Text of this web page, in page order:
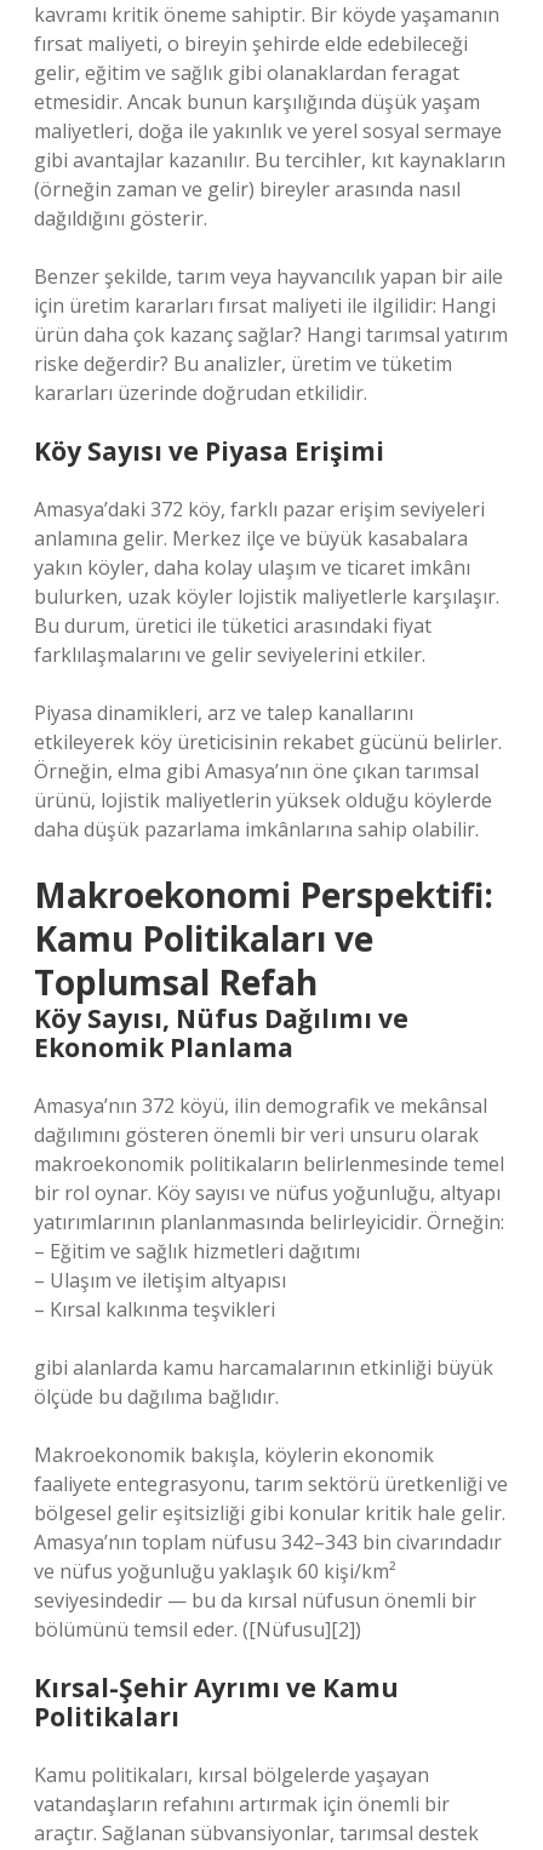
kavramı kritik öneme sahiptir. Bir köyde yaşamanın
fırsat maliyeti, o bireyin şehirde elde edebileceği
gelir, eğitim ve sağlık gibi olanaklardan feragat
etmesidir. Ancak bunun karşılığında düşük yaşam
maliyetleri, doğa ile yakınlık ve yerel sosyal sermaye
gibi avantajlar kazanılır. Bu tercihler, kıt kaynakların
(örneğin zaman ve gelir) bireyler arasında nasıl
dağıldığını gösterir.
Benzer şekilde, tarım veya hayvancılık yapan bir aile
için üretim kararları fırsat maliyeti ile ilgilidir: Hangi
ürün daha çok kazanç sağlar? Hangi tarımsal yatırım
riske değerdir? Bu analizler, üretim ve tüketim
kararları üzerinde doğrudan etkilidir.
Köy Sayısı ve Piyasa Erişimi
Amasya’daki 372 köy, farklı pazar erişim seviyeleri
anlamına gelir. Merkez ilçe ve büyük kasabalara
yakın köyler, daha kolay ulaşım ve ticaret imkânı
bulurken, uzak köyler lojistik maliyetlerle karşılaşır.
Bu durum, üretici ile tüketici arasındaki fiyat
farklılaşmalarını ve gelir seviyelerini etkiler.
Piyasa dinamikleri, arz ve talep kanallarını
etkileyerek köy üreticisinin rekabet gücünü belirler.
Örneğin, elma gibi Amasya’nın öne çıkan tarımsal
ürünü, lojistik maliyetlerin yüksek olduğu köylerde
daha düşük pazarlama imkânlarına sahip olabilir.
Makroekonomi Perspektifi:
Kamu Politikaları ve
Toplumsal Refah
Köy Sayısı, Nüfus Dağılımı ve
Ekonomik Planlama
Amasya’nın 372 köyü, ilin demografik ve mekânsal
dağılımını gösteren önemli bir veri unsuru olarak
makroekonomik politikaların belirlenmesinde temel
bir rol oynar. Köy sayısı ve nüfus yoğunluğu, altyapı
yatırımlarının planlanmasında belirleyicidir. Örneğin:
– Eğitim ve sağlık hizmetleri dağıtımı
– Ulaşım ve iletişim altyapısı
– Kırsal kalkınma teşvikleri
gibi alanlarda kamu harcamalarının etkinliği büyük
ölçüde bu dağılıma bağlıdır.
Makroekonomik bakışla, köylerin ekonomik
faaliyete entegrasyonu, tarım sektörü üretkenliği ve
bölgesel gelir eşitsizliği gibi konular kritik hale gelir.
Amasya’nın toplam nüfusu 342–343 bin civarındadır
ve nüfus yoğunluğu yaklaşık 60 kişi/km²
seviyesindedir — bu da kırsal nüfusun önemli bir
bölümünü temsil eder. ([Nüfusu][2])
Kırsal-Şehir Ayrımı ve Kamu
Politikaları
Kamu politikaları, kırsal bölgelerde yaşayan
vatandaşların refahını artırmak için önemli bir
araçtır. Sağlanan sübvansiyonlar, tarımsal destek